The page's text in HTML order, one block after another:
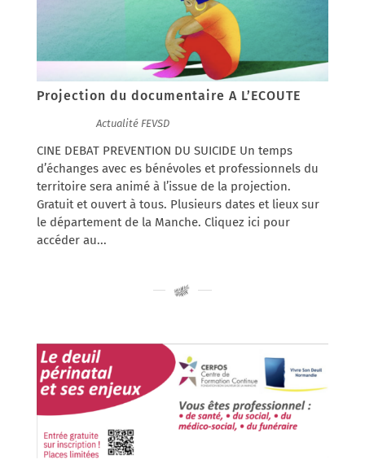
Projection du documentaire A L’ECOUTE
Actualité FEVSD
CINE DEBAT PREVENTION DU SUICIDE Un temps
d’échanges avec es bénévoles et professionnels du
territoire sera animé à l’issue de la projection.
Gratuit et ouvert à tous. Plusieurs dates et lieux sur
le département de la Manche. Cliquez ici pour
accéder au...